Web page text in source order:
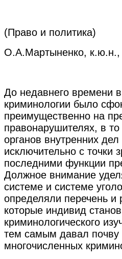
(Право и политика)
О.А.Мартыненко, к.ю.н.,
До недавнего времени
криминологии было
преимущественно на
правонарушителях, в
органов внутренних
исключительно с точки
последними функции
Должное внимание
системе и системе
определяли перечень и
которые индивид
криминологического
тем самым давал почву
многочисленных